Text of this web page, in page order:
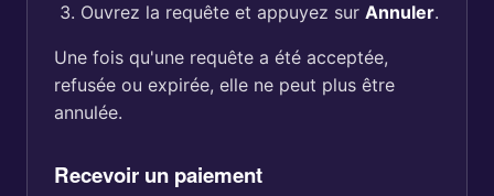
Ouvrez la requête et appuyez sur Annuler.
Une fois qu'une requête a été acceptée,
refusée ou expirée, elle ne peut plus être
annulée.
Recevoir un paiement